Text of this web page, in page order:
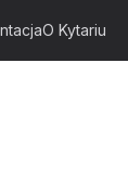
O Kytariu